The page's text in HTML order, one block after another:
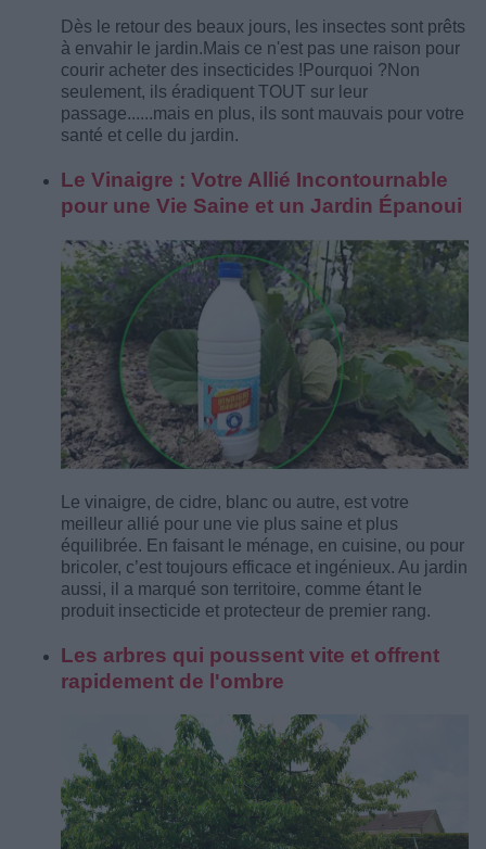
Dès le retour des beaux jours, les insectes sont prêts
à envahir le jardin. Mais ce n'est pas une raison pour
courir acheter des insecticides ! Pourquoi ? Non
seulement, ils éradiquent TOUT sur leur
passage......mais en plus, ils sont mauvais pour votre
santé et celle du jardin.
Le Vinaigre : Votre Allié Incontournable
pour une Vie Saine et un Jardin Épanoui
Le vinaigre, de cidre, blanc ou autre, est votre
meilleur allié pour une vie plus saine et plus
équilibrée. En faisant le ménage, en cuisine, ou pour
bricoler, c’est toujours efficace et ingénieux. Au jardin
aussi, il a marqué son territoire, comme étant le
produit insecticide et protecteur de premier rang.
Les arbres qui poussent vite et offrent
rapidement de l'ombre